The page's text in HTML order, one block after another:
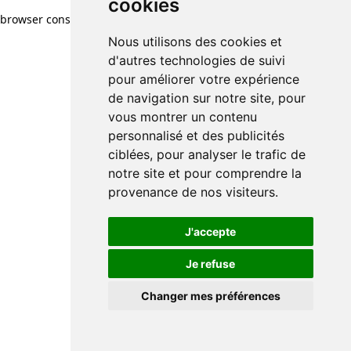
cookies
Nous utilisons des cookies et
d'autres technologies de suivi
pour améliorer votre expérience
de navigation sur notre site, pour
vous montrer un contenu
personnalisé et des publicités
ciblées, pour analyser le trafic de
notre site et pour comprendre la
provenance de nos visiteurs.
J'accepte
Je refuse
Changer mes préférences
browser console for more information)